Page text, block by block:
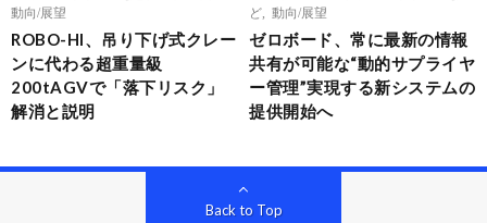
動向/展望
ROBO-HI、吊り下げ式クレー
ンに代わる超重量級
200tAGVで「落下リスク」
解消と説明
ど
動向/展望
ゼロボード、常に最新の情報
共有が可能な“動的サプライヤ
ー管理”実現する新システムの
提供開始へ
Back to Top